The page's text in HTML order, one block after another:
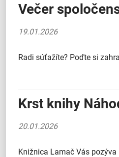
Večer
19.01.2026
Radi súťažíte? Poďte si
Krst knihy
20.01.2026
Knižnica Lamač Vás